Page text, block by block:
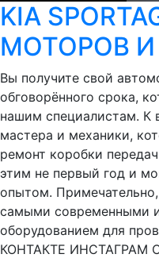
KIA
МОТОРОВ
Вы получите свой
обговорённого срока,
нашим специалистам. К
мастера и механики,
ремонт коробки
этим не первый год и
опытом.
самыми современными
оборудованием для
КОНТАКТЕ ИНСТАГРАМ